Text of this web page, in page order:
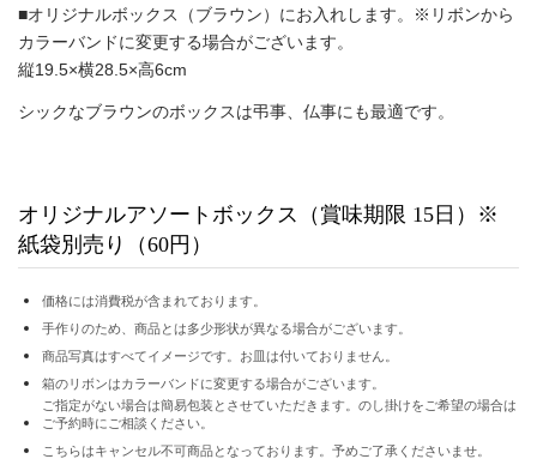
■オリジナルボックス（ブラウン）にお入れします。※リボンから
カラーバンドに変更する場合がございます。
縦19.5×横28.5×高6cm
シックなブラウンのボックスは弔事、仏事にも最適です。
オリジナルアソートボックス（賞味期限 15日）※
紙袋別売り（60円）
価格には消費税が含まれております。
手作りのため、商品とは多少形状が異なる場合がございます。
商品写真はすべてイメージです。お皿は付いておりません。
箱のリボンはカラーバンドに変更する場合がございます。
ご指定がない場合は簡易包装とさせていただきます。のし掛けをご希望の場合は
ご予約時にご相談ください。
こちらはキャンセル不可商品となっております。予めご了承くださいませ。